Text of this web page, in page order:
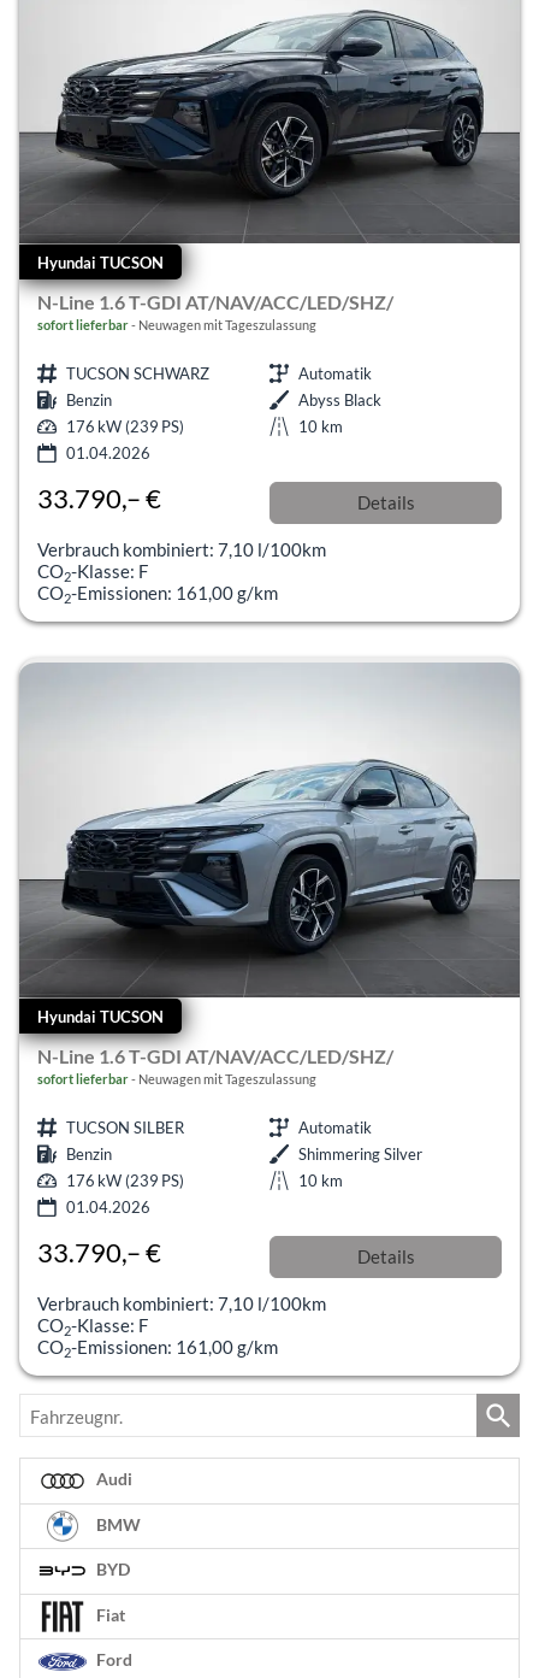
Hyundai TUCSON
N-Line 1.6 T-GDI AT/NAV/ACC/LED/SHZ/
sofort lieferbar Neuwagen mit Tageszulassung
TUCSON SCHWARZ
Automatik
Benzin
Abyss Black
176 kW (239 PS)
10 km
01.04.2026
33.790,– € Details
Verbrauch kombiniert: 7,10 l/100km
CO2-Klasse: F
CO2-Emissionen: 161,00 g/km
Hyundai TUCSON
N-Line 1.6 T-GDI AT/NAV/ACC/LED/SHZ/
sofort lieferbar Neuwagen mit Tageszulassung
TUCSON SILBER
Automatik
Benzin
Shimmering Silver
176 kW (239 PS)
10 km
01.04.2026
33.790,– € Details
Verbrauch kombiniert: 7,10 l/100km
CO2-Klasse: F
CO2-Emissionen: 161,00 g/km
Fahrzeugnr.
Audi
BMW
BYD
Fiat
Ford